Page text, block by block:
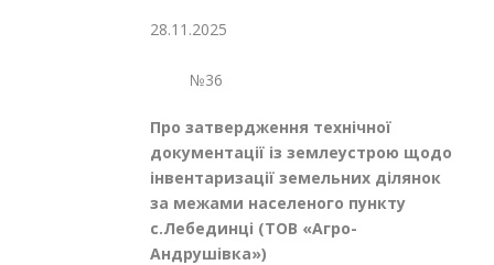
28.11.2025
№36
Про затвердження технічної
документації із землеустрою щодо
інвентаризації земельних ділянок
за межами населеного пункту
с.Лебединці (ТОВ «Агро-
Андрушівка»)